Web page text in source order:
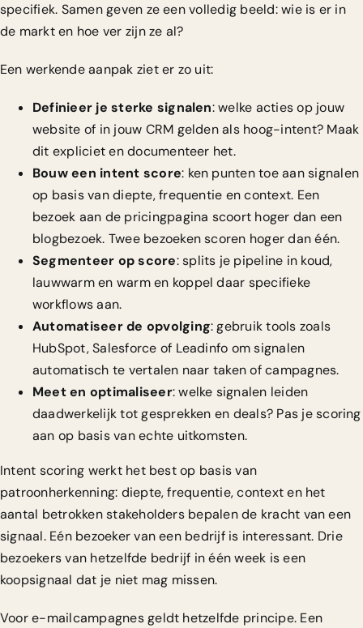
specifiek. Samen geven ze een volledig beeld: wie is er in
de markt en hoe ver zijn ze al?
Een werkende aanpak ziet er zo uit:
Definieer je sterke signalen: welke acties op jouw
website of in jouw CRM gelden als hoog-intent? Maak
dit expliciet en documenteer het.
Bouw een intent score: ken punten toe aan signalen
op basis van diepte, frequentie en context. Een
bezoek aan de pricingpagina scoort hoger dan een
blogbezoek. Twee bezoeken scoren hoger dan één.
Segmenteer op score: splits je pipeline in koud,
lauwwarm en warm en koppel daar specifieke
workflows aan.
Automatiseer de opvolging: gebruik tools zoals
HubSpot, Salesforce of Leadinfo om signalen
automatisch te vertalen naar taken of campagnes.
Meet en optimaliseer: welke signalen leiden
daadwerkelijk tot gesprekken en deals? Pas je scoring
aan op basis van echte uitkomsten.
Intent scoring werkt het best op basis van
patroonherkenning: diepte, frequentie, context en het
aantal betrokken stakeholders bepalen de kracht van een
signaal. Eén bezoeker van een bedrijf is interessant. Drie
bezoekers van hetzelfde bedrijf in één week is een
koopsignaal dat je niet mag missen.
Voor e-mailcampagnes geldt hetzelfde principe. Een